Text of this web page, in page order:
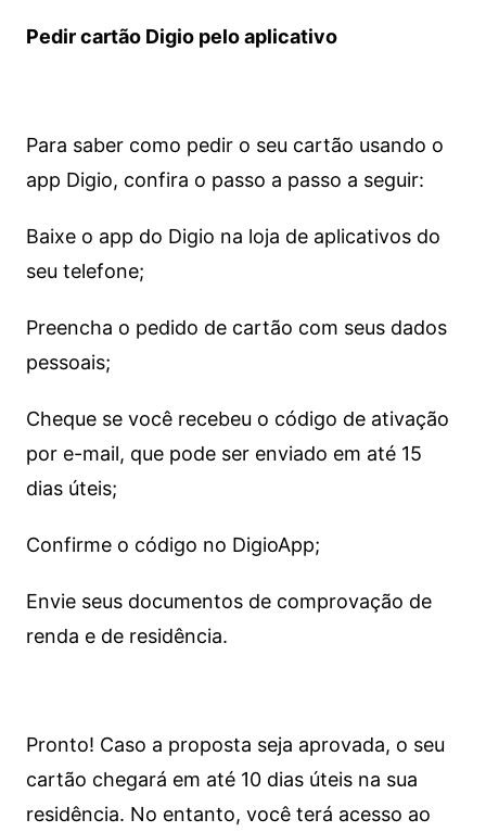
Pedir cartão Digio pelo aplicativo
Para saber como pedir o seu cartão usando o
app Digio, confira o passo a passo a seguir:
Baixe o app do Digio na loja de aplicativos do
seu telefone;
Preencha o pedido de cartão com seus dados
pessoais;
Cheque se você recebeu o código de ativação
por e-mail, que pode ser enviado em até 15
dias úteis;
Confirme o código no DigioApp;
Envie seus documentos de comprovação de
renda e de residência.
Pronto! Caso a proposta seja aprovada, o seu
cartão chegará em até 10 dias úteis na sua
residência. No entanto, você terá acesso ao